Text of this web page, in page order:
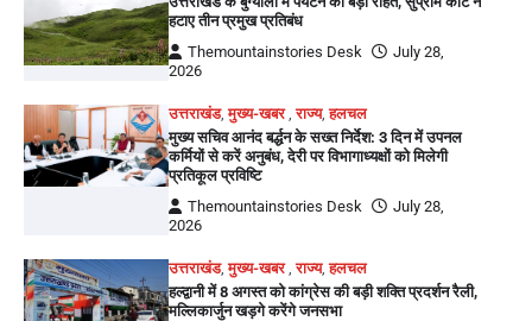
हटाए तीन प्रमुख प्रतिबंध
Themountainstories Desk
July 28,
2026
उत्तराखंड,मुख्य-खबर ,राज्य,हलचल
मुख्य सचिव आनंद बर्द्धन के सख्त निर्देश: 3 दिन में उपनल
कर्मियों से करें अनुबंध, देरी पर विभागाध्यक्षों को मिलेगी
प्रतिकूल प्रविष्टि
Themountainstories Desk
July 28,
2026
उत्तराखंड,मुख्य-खबर ,राज्य,हलचल
हल्द्वानी में 8 अगस्त को कांग्रेस की बड़ी शक्ति प्रदर्शन रैली,
मल्लिकार्जुन खड़गे करेंगे जनसभा